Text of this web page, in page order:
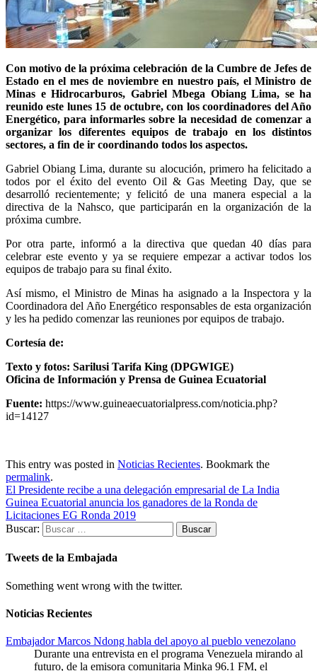
Con motivo de la próxima celebración de la Cumbre de Jefes de
Estado en el mes de noviembre en nuestro país, el Ministro de
Minas e Hidrocarburos, Gabriel Mbega Obiang Lima, se ha
reunido este lunes 15 de octubre, con los coordinadores del Año
Energético, para informarles sobre la necesidad de comenzar a
organizar los diferentes equipos de trabajo en los distintos
sectores, a fin de ir coordinando todos los aspectos.
Gabriel Obiang Lima, durante su alocución, primero ha felicitado a
todos por el éxito del evento Oil & Gas Meeting Day, que se
desarrolló recientemente; y felicitó de una manera especial a la
directiva de la Nahsco, que participarán en la organización de la
próxima cumbre.
Por otra parte, informó a la directiva que quedan 40 días para
celebrar este evento y ya se requiere empezar a activar todos los
equipos de trabajo para su final éxito.
Así mismo, el Ministro de Minas ha asignado a la Inspectora y la
Coordinadora del Año Energético responsables de esta organización
y les ha pedido comenzar las reuniones por equipos de trabajo.
Cortesía de:
Texto y fotos: Sarilusi Tarifa King (DPGWIGE)
Oficina de Información y Prensa de Guinea Ecuatorial
Fuente: https://www.guineaecuatorialpress.com/noticia.php?
id=14127
This entry was posted in Noticias Recientes. Bookmark the
permalink.
El Presidente recibe a una delegación empresarial de La India
Guinea Ecuatorial anuncia los ganadores de la Ronda de
Licitaciones EG Ronda 2019
Buscar:
Tweets de la Embajada
Something went wrong with the twitter.
Noticias Recientes
Embajador Marcos Ndong habla del apoyo al pueblo venezolano
Durante una entrevista en el programa Venezuela mirando al
futuro, de la emisora comunitaria Minka 96.1 FM, el